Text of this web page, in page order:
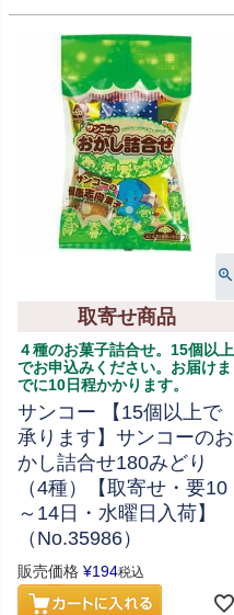
取寄せ商品
４種のお菓子詰合せ。15個以上
でお申込みください。お届けま
でに10日程かかります。
サンコー 【15個以上で
承ります】サンコーのお
かし詰合せ180みどり
（4種）【取寄せ・要10
～14日・水曜日入荷】
（No.35986）
販売価格 ¥194税込